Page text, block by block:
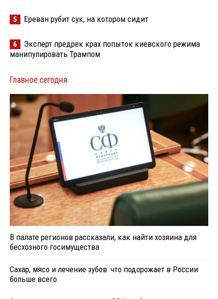
5 Ереван рубит сук, на котором сидит
6
Эксперт предрек крах попыток киевского режима
манипулировать Трампом
Главное сегодня
В палате регионов рассказали, как найти хозяина для
бесхозного госимущества
Сахар, мясо и лечение зубов: что подорожает в России
больше всего